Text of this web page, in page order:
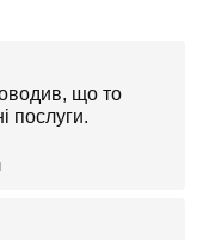
що то
послуги.